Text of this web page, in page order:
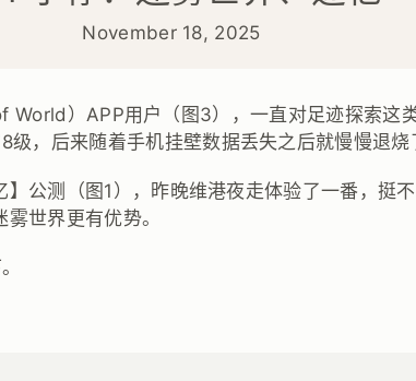
November 18, 2025
World）APP用户（图3），一直对足迹探索这
级，后来随着手机挂壁数据丢失之后就慢慢退烧
公测（图1），昨晚维港夜走体验了一番，挺
世界更有优势。